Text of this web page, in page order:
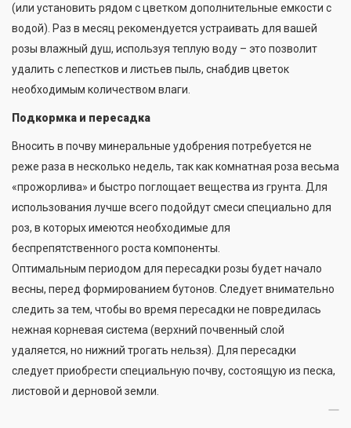
(или установить рядом с цветком дополнительные емкости с
водой). Раз в месяц рекомендуется устраивать для вашей
розы влажный душ, используя теплую воду – это позволит
удалить с лепестков и листьев пыль, снабдив цветок
необходимым количеством влаги.
Подкормка и пересадка
Вносить в почву минеральные удобрения потребуется не
реже раза в несколько недель, так как комнатная роза весьма
«прожорлива» и быстро поглощает вещества из грунта. Для
использования лучше всего подойдут смеси специально для
роз, в которых имеются необходимые для
беспрепятственного роста компоненты.
Оптимальным периодом для пересадки розы будет начало
весны, перед формированием бутонов. Следует внимательно
следить за тем, чтобы во время пересадки не повредилась
нежная корневая система (верхний почвенный слой
удаляется, но нижний трогать нельзя). Для пересадки
следует приобрести специальную почву, состоящую из песка,
листовой и дерновой земли.